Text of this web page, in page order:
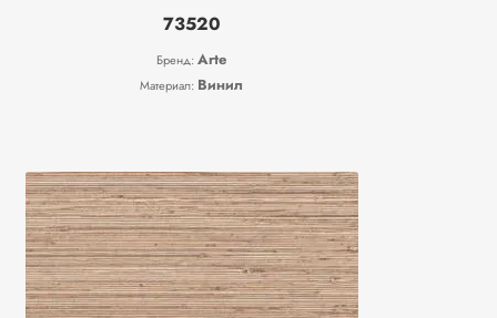
73520
Бренд:Arte
Материал: Винил